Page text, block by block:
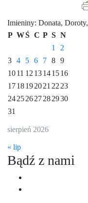
Imieniny: Donata, Doroty,
sierpień 2026
P WŚ C P S N
1
2
3 4 5 6 7 8 9
1011 12 13141516
1718192021 22 23
24252627282930
31
« lip
Bądź z nami